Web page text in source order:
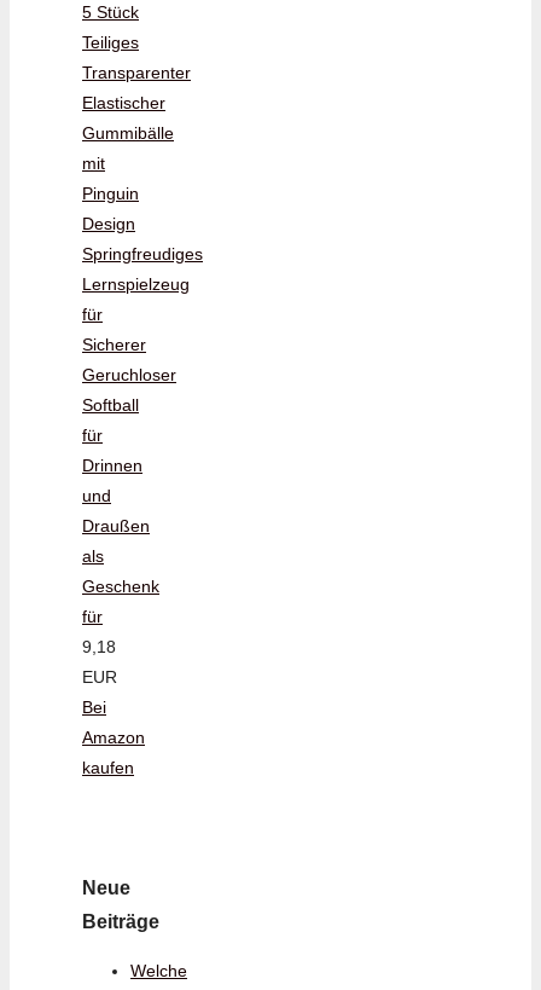
5 Stück
Teiliges
Transparenter
Elastischer
Gummibälle
mit
Pinguin
Design
Springfreudiges
Lernspielzeug
für
Sicherer
Geruchloser
Softball
für
Drinnen
und
Draußen
als
Geschenk
für
9,18
EUR
Bei
Amazon
kaufen
Neue
Beiträge
Welche